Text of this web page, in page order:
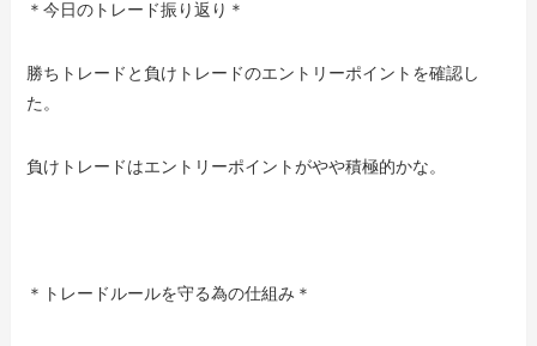
＊今日のトレード振り返り＊
勝ちトレードと負けトレードのエントリーポイントを確認し
た。
負けトレードはエントリーポイントがやや積極的かな。
＊トレードルールを守る為の仕組み＊